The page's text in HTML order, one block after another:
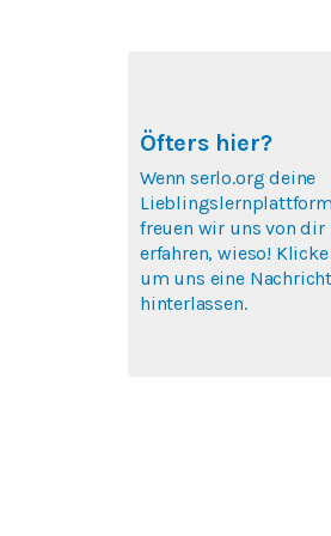
Öfters hier?
Wenn serlo.org deine
freuen wir uns von dir
erfahren, wieso!
um uns eine
hinterlassen.